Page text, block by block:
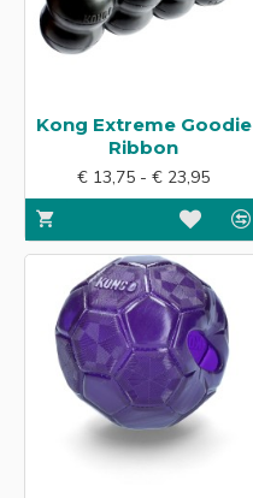
Kong Extreme Goodie
Ribbon
€ 13,75 - € 23,95